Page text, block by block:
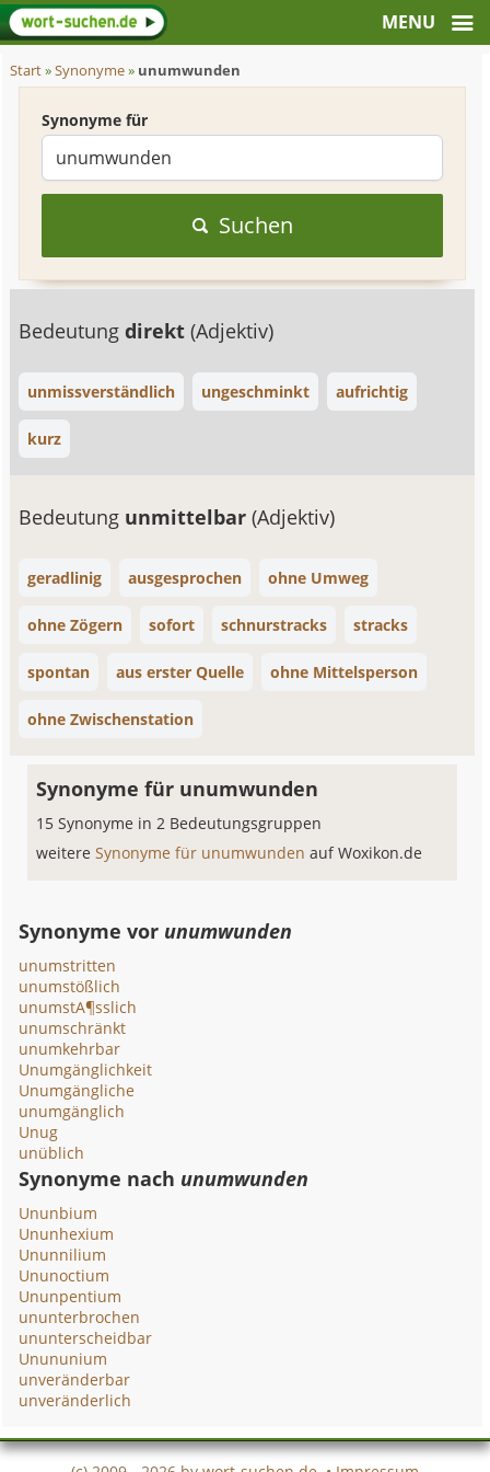
Start»Synonyme» unumwunden
Synonyme für
Suchen
Bedeutungdirekt(Adjektiv)
unmissverständlich ungeschminkt aufrichtig
kurz
Bedeutung unmittelbar(Adjektiv)
geradlinig ausgesprochen ohne Umweg
ohne Zögern sofort schnurstracks stracks
spontan aus erster Quelle ohne Mittelsperson
ohne Zwischenstation
Synonyme für unumwunden
15 Synonyme in 2 Bedeutungsgruppen
weitereSynonyme für unumwundenauf Woxikon.de
Synonyme vor unumwunden
unumstritten
unumstößlich
unumstA¶sslich
unumschränkt
unumkehrbar
Unumgänglichkeit
Unumgängliche
unumgänglich
Unug
unüblich
Synonyme nach unumwunden
Ununbium
Ununhexium
Ununnilium
Ununoctium
Ununpentium
ununterbrochen
ununterscheidbar
Unununium
unveränderbar
unveränderlich